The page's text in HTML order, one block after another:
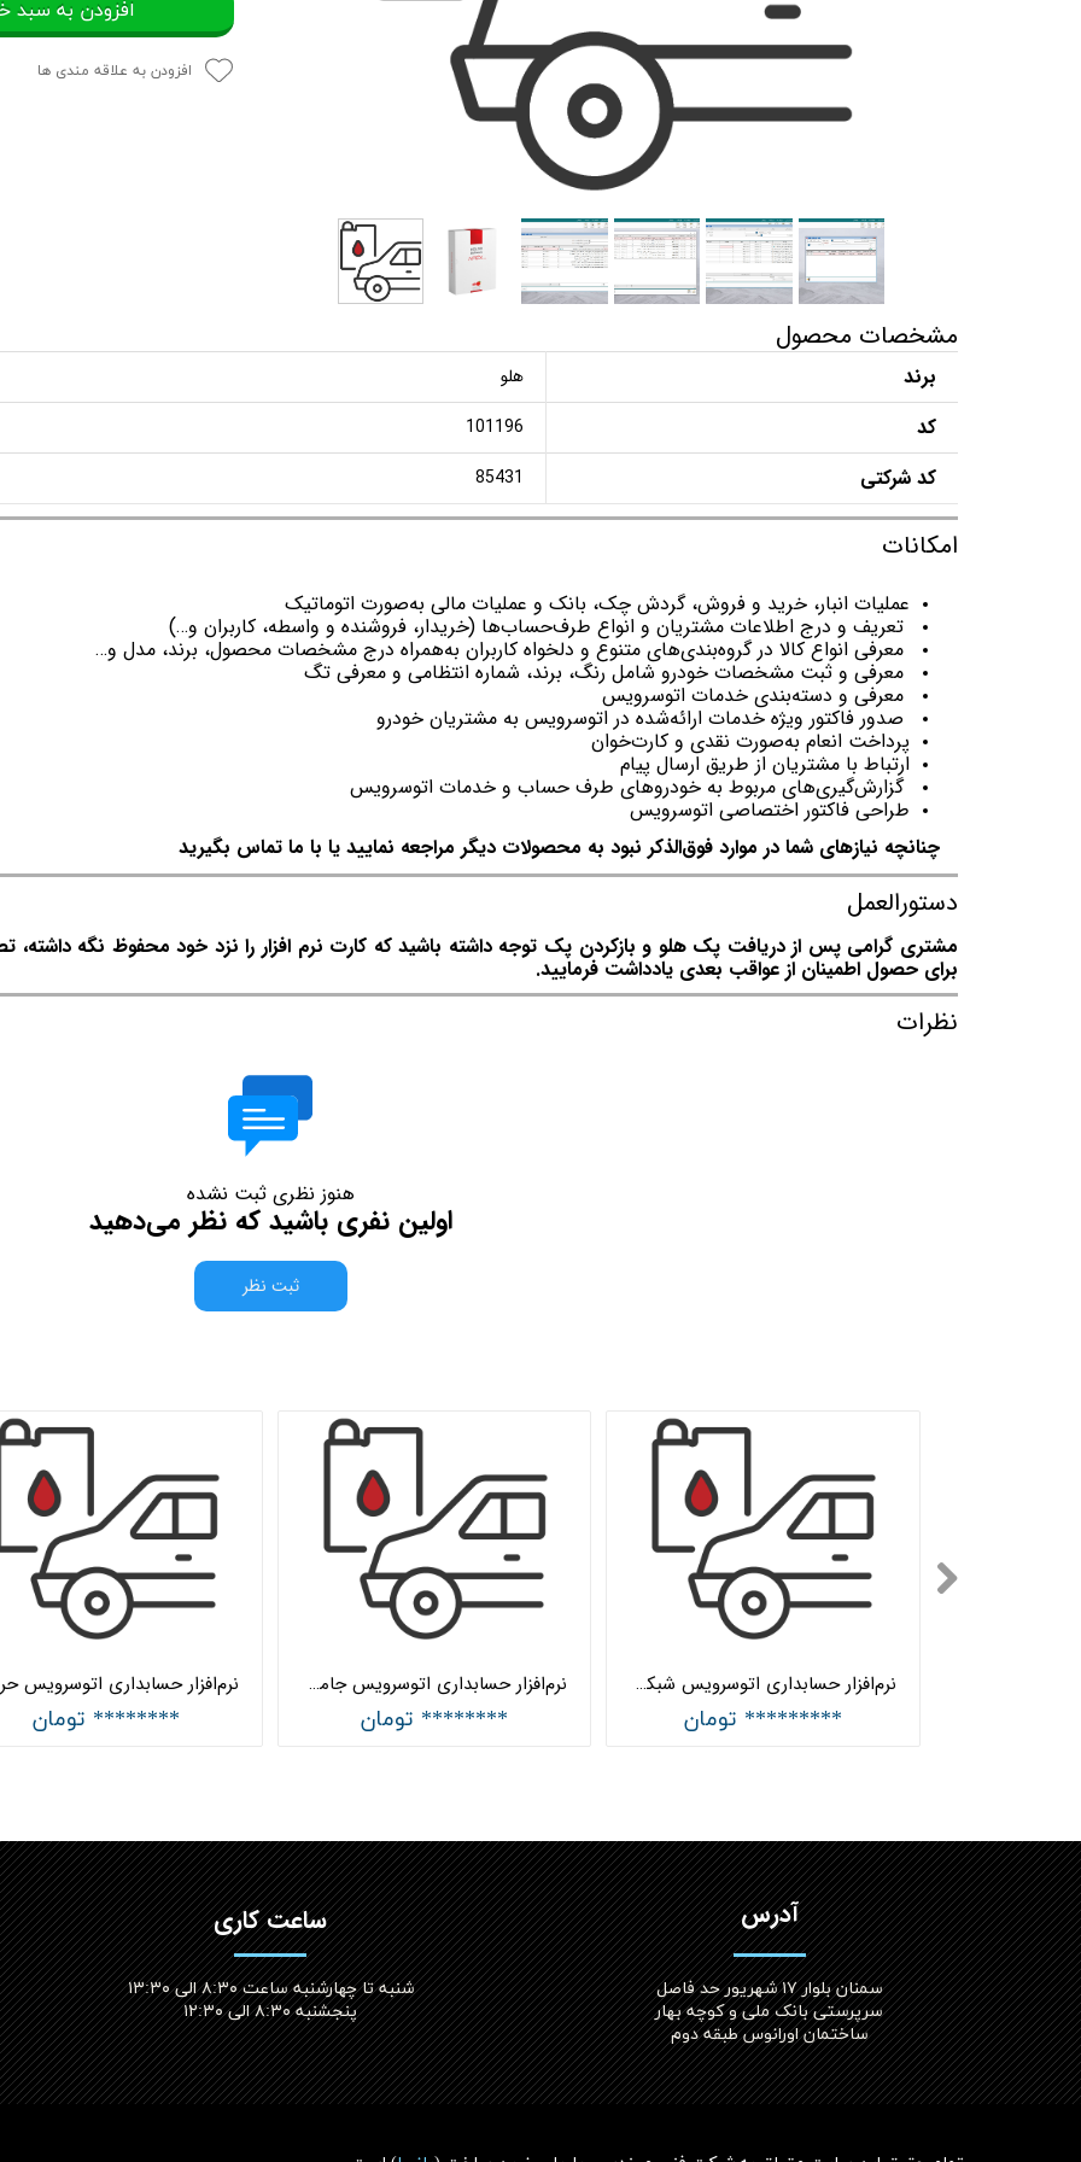
افزودن به سبد
افزودن به علاقه مندی ها
مشخصات محصول
برند هلو
کد 101196
کد شرکتی 85431
امکانات
عملیات انبار، خرید و فروش، گردش چک، بانک و عملیات مالی به‌صورت اتوماتیک
تعریف و درج اطلاعات مشتریان و انواع طرف‌حساب‌ها (خریدار، فروشنده و واسطه، کاربران و…)
معرفی انواع کالا در گروه‌بندی‌های متنوع و دلخواه کاربران به‌همراه درج مشخصات محصول، برند، مدل و…
معرفی و ثبت مشخصات خودرو شامل رنگ، برند، شماره انتظامی و معرفی تگ
معرفی و دسته‌بندی خدمات اتوسرویس
صدور فاکتور ویژه خدمات ارائه‌شده در اتوسرویس به مشتریان خودرو
پرداخت انعام به‌صورت نقدی و کارت‌خوان
ارتباط با مشتریان از طریق ارسال پیام
گزارش‌گیری‌های مربوط به خودروهای طرف حساب و خدمات اتوسرویس
طراحی فاکتور اختصاصی اتوسرویس
چنانچه نیازهای شما در موارد فوق‌الذکر نبود به محصولات دیگر مراجعه نمایید یا با ما تماس بگیرید
دستورالعمل
مشتری گرامی پس از دریافت پک هلو و بازکردن پک توجه داشته باشید که کارت نرم افزار را نزد خود محفوظ نگه
برای حصول اطمینان از عواقب بعدی یادداشت فرمایید.
نظرات
هنوز نظری ثبت نشده
اولین نفری باشید که نظر می‌دهید
ثبت نظر
******** تومان
نرم‌‌افزار حسابداری اتوسرویس جامع هلو APEX
******** تومان
نرم‌‌افزار حسابداری اتوسرویس شبکه هلو APEX
********* تومان
آدرس
سمنان بلوار ۱۷ شهریور حد فاصل
سرپرستی بانک ملی و کوچه بهار
ساختمان اورانوس طبقه دوم
ساعت کاری
شنبه تا چهارشنبه ساعت ۸:۳۰ الی ۱۳:۳۰
پنجشنبه ۸:۳۰ الی ۱۲:۳۰​​​​​​​